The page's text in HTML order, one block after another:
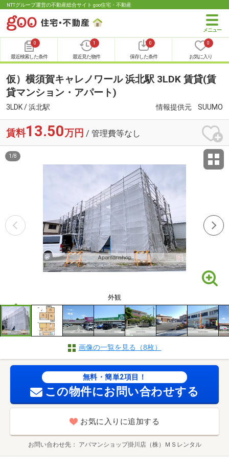
NTTグループ運営の不動産総合サイト goo住宅・不動産
0
最近検索した条件
1
最近見た物件
0
保存した条件
0
お気に入り
仮）横須賀キャレノワール 浜北駅 3LDK 賃貸(賃
貸マンション・アパート)
3LDK / 浜北駅 情報提供元 SUUMO
賃料13.50万円 / 管理費等なし
外観
1 /8
画像の一覧を見る（8枚）
無料・簡単2項目！
この物件にお問い合わせする
お気に入りに追加する
お問い合わせ先 アパマンショップ掛川店（株）ＭＳレンタル